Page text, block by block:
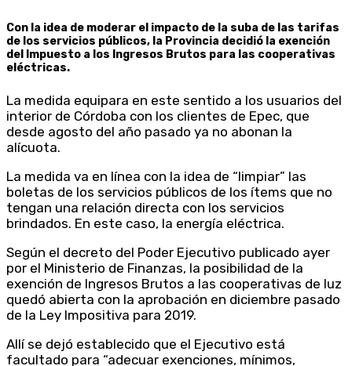
Con la idea de moderar el impacto de la suba de las tarifas
de los servicios públicos, la Provincia decidió la exención
del Impuesto a los Ingresos Brutos para las cooperativas
eléctricas.
La medida equipara en este sentido a los usuarios del
interior de Córdoba con los clientes de Epec, que
desde agosto del año pasado ya no abonan la
alícuota.
La medida va en línea con la idea de “limpiar” las
boletas de los servicios públicos de los ítems que no
tengan una relación directa con los servicios
brindados. En este caso, la energía eléctrica.
Según el decreto del Poder Ejecutivo publicado ayer
por el Ministerio de Finanzas, la posibilidad de la
exención de Ingresos Brutos a las cooperativas de luz
quedó abierta con la aprobación en diciembre pasado
de la Ley Impositiva para 2019.
Allí se dejó establecido que el Ejecutivo está
facultado para “adecuar exenciones, mínimos,